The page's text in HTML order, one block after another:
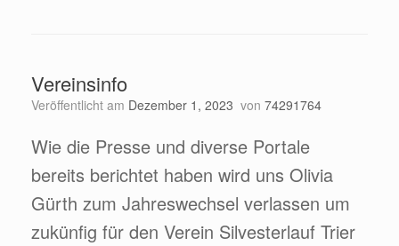
Vereinsinfo
Veröffentlicht am Dezember 1, 2023 von 74291764
Wie die Presse und diverse Portale
bereits berichtet haben wird uns Olivia
Gürth zum Jahreswechsel verlassen um
zukünfig für den Verein Silvesterlauf Trier